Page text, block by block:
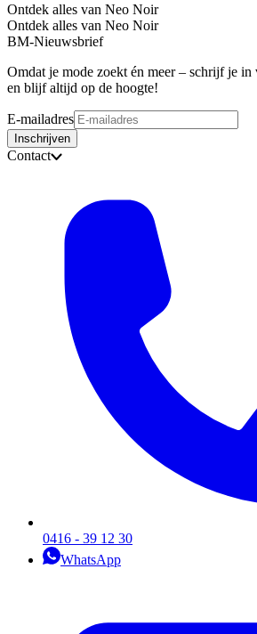
Ontdek alles van Neo Noir
Ontdek alles van Neo Noir
BM-Nieuwsbrief
Omdat je mode zoekt én meer – schrijf je
en blijf altijd op de hoogte!
E-mailadres
Inschrijven
Contact
0416 - 39 12 30
WhatsApp